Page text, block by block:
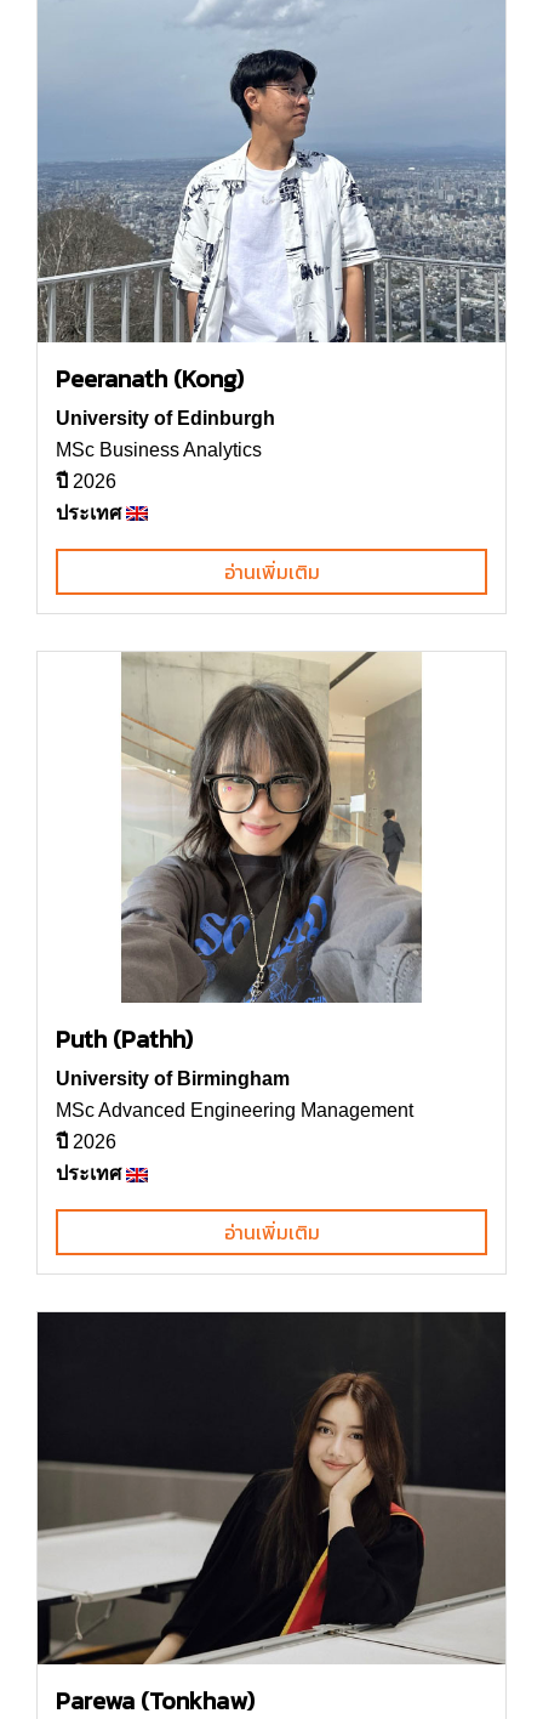
Peeranath (Kong)
University of Edinburgh
MSc Business Analytics
ปี 2026
ประเทศ
อ่านเพิ่มเติม
Puth (Pathh)
University of Birmingham
MSc Advanced Engineering Management
ปี 2026
ประเทศ
อ่านเพิ่มเติม
Parewa (Tonkhaw)